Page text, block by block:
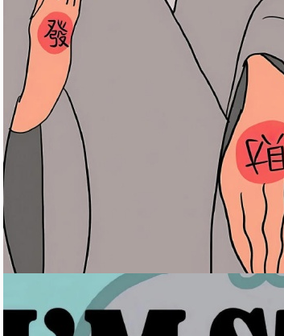
80317 2023-01-30 11:18:04
很有个性的超级好看的手机壁纸 2023最
流行潮图皮肤合集
37739 2023-12-22 16:27:05
2024年龙年火爆朋友圈吉祥壁纸 龙年大
吉大利壁纸合集
1
2